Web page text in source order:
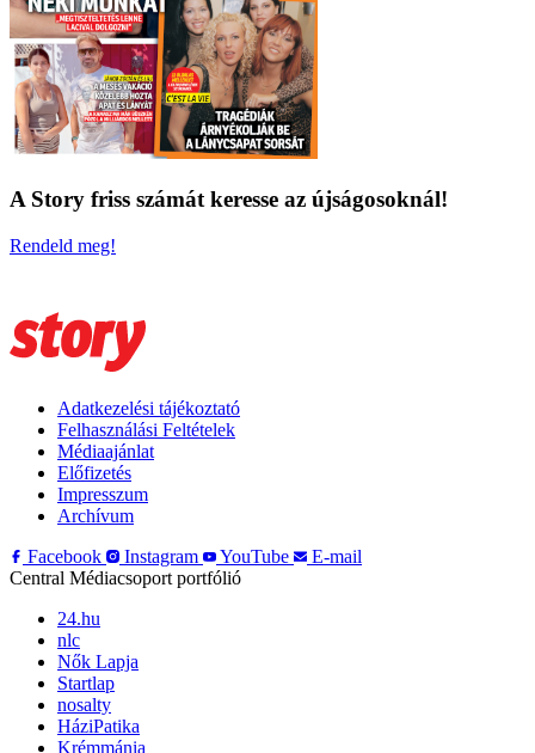
A Story friss számát keresse az újságosoknál!
Rendeld meg!
Adatkezelési tájékoztató
Felhasználási Feltételek
Médiaajánlat
Előfizetés
Impresszum
Archívum
Facebook
Instagram YouTube
E-mail
Central Médiacsoport portfólió
24.hu
nlc
Nők Lapja
Startlap
nosalty
HáziPatika
Krémmánia